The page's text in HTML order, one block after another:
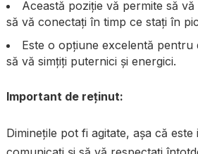
Această poziție vă permite să
să vă conectați în timp ce stați în
Este o opțiune excelentă pentru
să vă simțiți puternici și energici.
Important de reținut:
Diminețile pot fi agitate, așa că